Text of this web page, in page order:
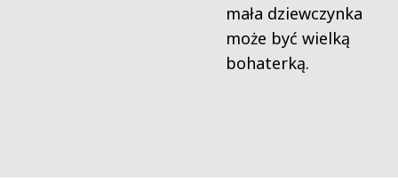
mała dziewczynka
może być wielką
bohaterką.